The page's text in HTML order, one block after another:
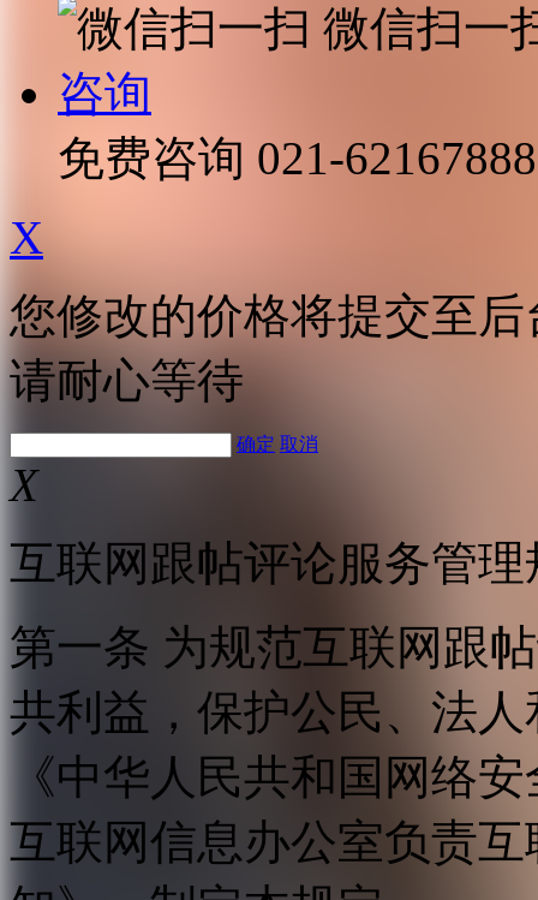
微信扫一
咨询
免费咨询 021-62167888
X
您修改的价格将提交至
请耐心等待
确定 取消
X
互联网跟帖评论服务管理
第一条 为规范互联网跟
共利益，保护公民、法
《中华人民共和国网络
互联网信息办公室负责